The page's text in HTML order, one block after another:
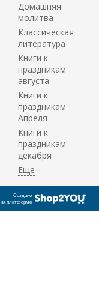
Домашняя
молитва
Классическая
литература
Книги к
праздникам
августа
Книги к
праздникам
Апреля
Книги к
праздникам
декабря
Создано
на платформе